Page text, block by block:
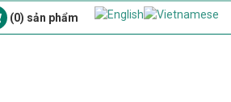
(0) sản phẩm